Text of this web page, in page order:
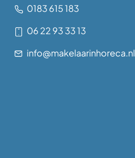
0183 615 183
06 22 93 33 13
info@makelaarinhoreca.nl